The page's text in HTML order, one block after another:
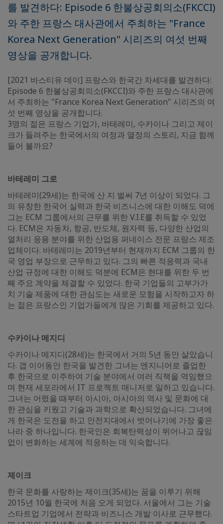
를 발견하다: Episode 6 한불상공회의소(FKCCI)
와 주한 프랑스 대사관에서 주최하는 "France
Korea Next Generation" 시리즈의 여섯 번째
영상을 공개합니다.
[2021 바스티유 데이] 프랑스와 한국간 차세대를 발견하다:
Episode 6 한불상공회의소(FKCCI)와 주한 프랑스 대사관에
서 주최하는 "France Korea Next Generation" 시리즈의 여
섯 번째 영상을 공개합니다.
3명의 젊은 프랑스 기업가, 바테레미, 수카이나 그리고 제이
크가 들려주는 한국에서의 여정과 열정의 스토리, 지금 함께
들어 볼까요?
바테레미 그로
바테레미(29세)는 한국에 산 지 벌써 7년 이상이 되었다. 그
의 유창한 한국어 실력과 한국 비즈니스에 대한 이해도 덕에
그는 ECM 그룹에서의 근무를 위한 V.I.E를 취득할 수 있었
다. ECM은 자동차, 항공, 반도체, 원자력 등, 다양한 산업의
열처리 응용 분야를 위한 산업용 퍼네이스 전문 프랑스 제조
업체이다. 바테레미는 2019년부터 현재까지 ECM 그룹의 한
국 영업 부장으로 근무하고 있다. 그의 빠른 적응력과 국내
산업 규정에 대한 이해도 덕분에 ECM은 현대를 위한 두 번
째 주요 계약을 체결할 수 있었다. 한국 기업들의 고부가가
치 기술 제품에 대한 관심도는 새로운 모험을 시작하고자 하
는 젊은 프랑스인 기업가들에게 많은 기회를 제공하고 있다.
수카이나 메지디
수카이나 메지디(28세)는 한국에서 거의 5년 동안 살았습니
다. 갭 이어동안 한국을 발견한 그녀는 엔지니어로 졸업한
후 한국으로 이주하여 기술 분야에서 여러 직책을 역임했으
며 현재 세포라에서 IT 프로젝트 매니저로 일하고 있습니다.
그녀는 어렸을 때부터 아시아, 아시아의 역사 및 문화에 대
한 관심을 키웠고 기술과 과학으로 확산되었습니다. 그녀에
게 한국은 도전을 하고 안전지대에서 벗어나기에 가장 좋은
나라 중 하나입니다. 한국인은 회복탄력성이 뛰어나고 끊임
없이 변화하는 세계에 적응하는 데 익숙합니다.
제이크
한국 문화를 사랑하는 제이크(35세)는 꿈을 이루기 위해
2015년 10월 한국에 처음 오게 되었다. 서울에서 그는 기술
스타트업 기업에서 전략과 비즈니스 개발 이사로 근무했다.